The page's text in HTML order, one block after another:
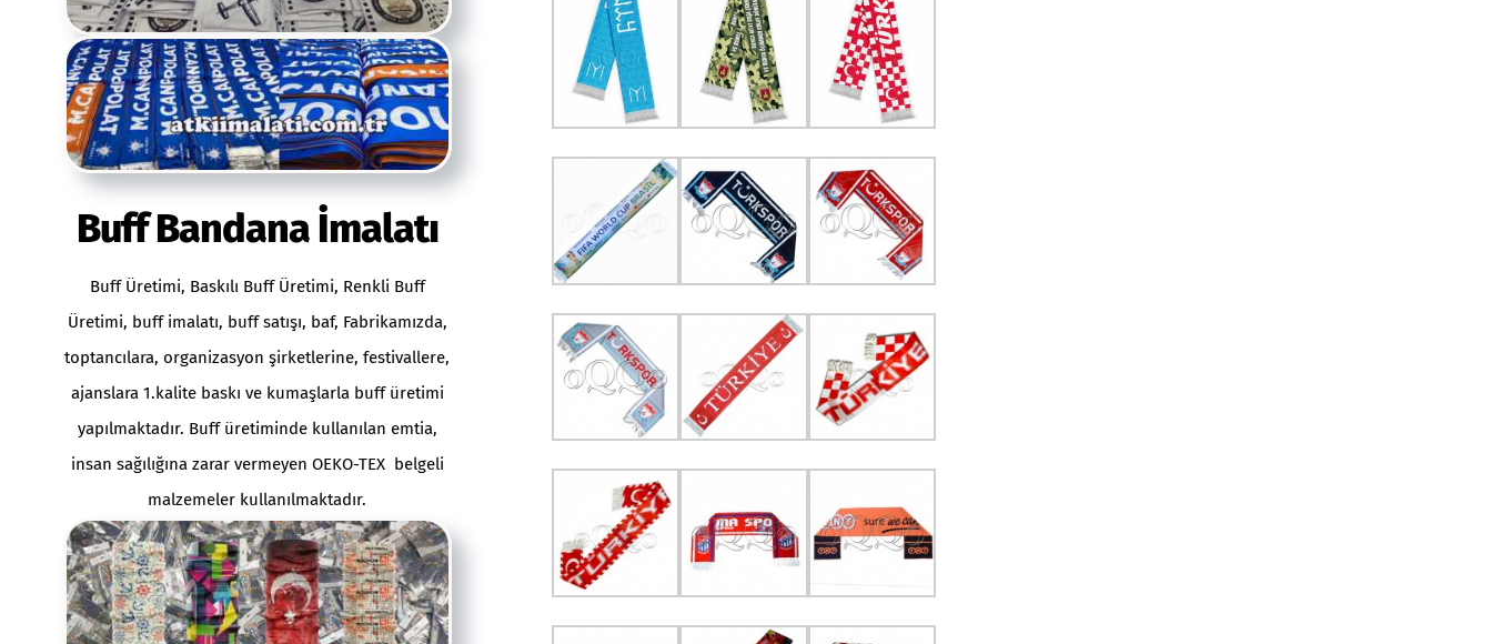
Buff Bandana İmalatı
Buff Üretimi, Baskılı Buff Üretimi, Renkli Buff
Üretimi, buff imalatı, buff satışı, baf, Fabrikamızda,
toptancılara, organizasyon şirketlerine, festivallere,
ajanslara 1.kalite baskı ve kumaşlarla buff üretimi
yapılmaktadır. Buff üretiminde kullanılan emtia,
insan sağılığına zarar vermeyen OEKO-TEX belgeli
malzemeler kullanılmaktadır.